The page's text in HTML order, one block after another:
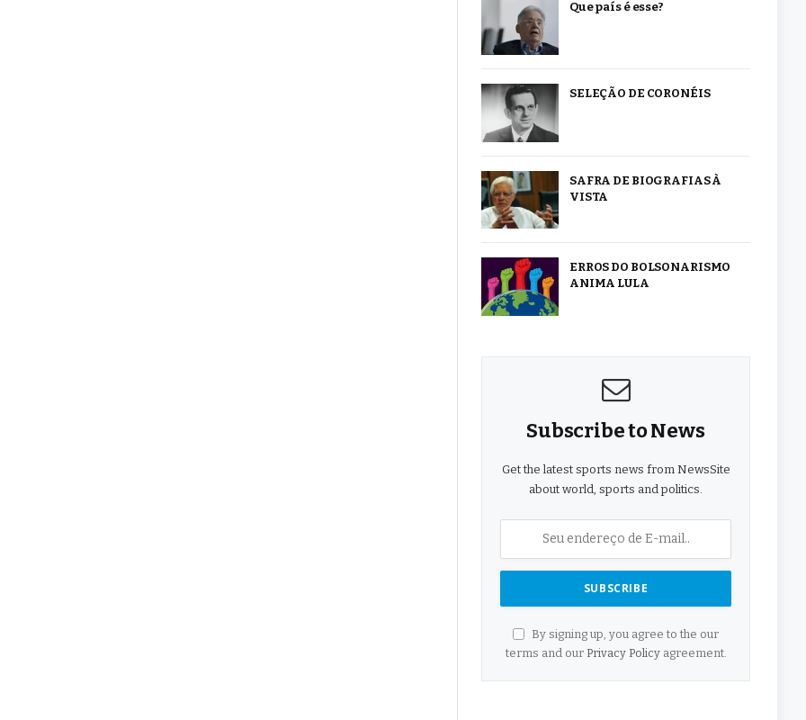
Que país é esse?
SELEÇÃO DE CORONÉIS
SAFRA DE BIOGRAFIAS À
VISTA
ERROS DO BOLSONARISMO
ANIMA LULA
Subscribe to News
Get the latest sports news from NewsSite
about world, sports and politics.
By signing up, you agree to the our
terms and our Privacy Policyagreement.